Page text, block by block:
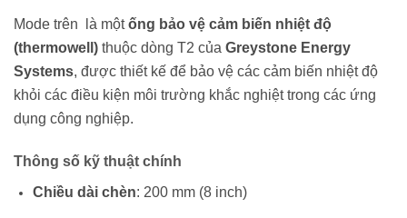
Mode trên là mộtống bảo vệ cảm biến nhiệt độ
(thermowell) thuộc dòng T2 của Greystone Energy
Systems, được thiết kế để bảo vệ các cảm biến nhiệt độ
khỏi các điều kiện môi trường khắc nghiệt trong các ứng
dụng công nghiệp.
Thông số kỹ thuật chính
Chiều dài chèn: 200 mm (8 inch)